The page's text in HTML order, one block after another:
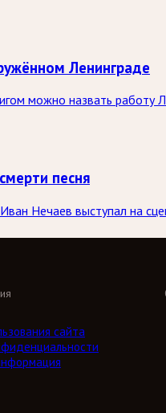
Ленинграде
можно назвать работу
песня
Нечаев выступал на
сайта